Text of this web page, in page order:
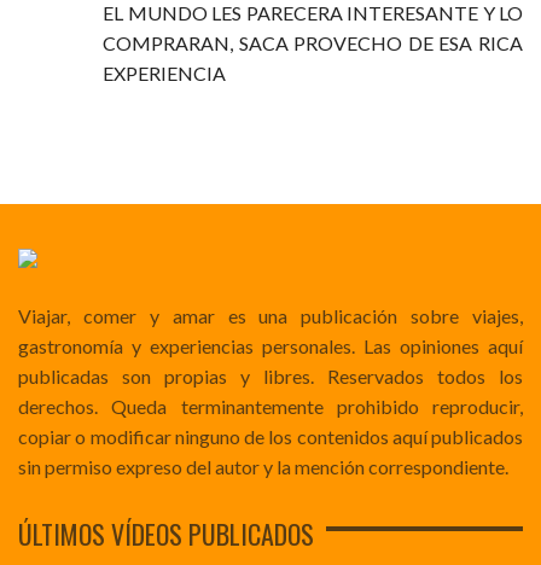
EL MUNDO LES PARECERA INTERESANTE Y LO
COMPRARAN, SACA PROVECHO DE ESA RICA
EXPERIENCIA
Viajar, comer y amar es una publicación sobre viajes,
gastronomía y experiencias personales. Las opiniones aquí
publicadas son propias y libres. Reservados todos los
derechos. Queda terminantemente prohibido reproducir,
copiar o modificar ninguno de los contenidos aquí publicados
sin permiso expreso del autor y la mención correspondiente.
ÚLTIMOS VÍDEOS PUBLICADOS